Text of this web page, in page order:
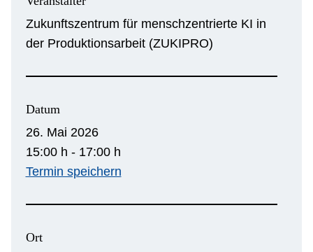
Zukunftszentrum für menschzentrierte KI in
der Produktionsarbeit (ZUKIPRO)
Datum
26. Mai 2026
15:00 h - 17:00 h
Termin speichern
Ort